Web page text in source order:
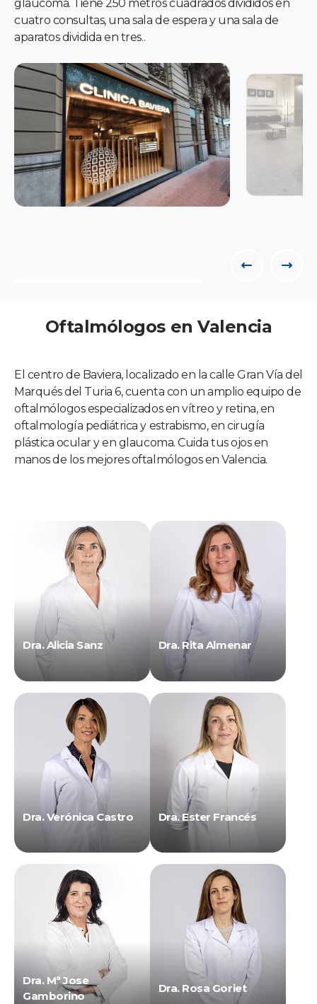
glaucoma. Tiene 250 metros cuadrados divididos en
cuatro consultas, una sala de espera y una sala de
aparatos dividida en tres..
Oftalmólogos en Valencia
El centro de Baviera, localizado en la calle Gran Vía del
Marqués del Turia 6, cuenta con un amplio equipo de
oftalmólogos especializados en vítreo y retina, en
oftalmología pediátrica y estrabismo, en cirugía
plástica ocular y en glaucoma. Cuida tus ojos en
manos de los mejores oftalmólogos en Valencia.
Dra. Alicia Sanz Dra. Rita Almenar
Dra. Verónica Castro Dra. Ester Francés
Dra. Mª Jose
Gamborino
Dra. Rosa Goriet